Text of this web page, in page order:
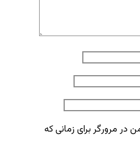
در مرورگر برای زمانی که